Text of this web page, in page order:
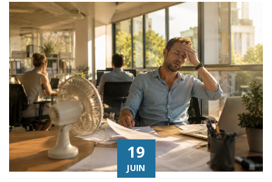
19
JUIN